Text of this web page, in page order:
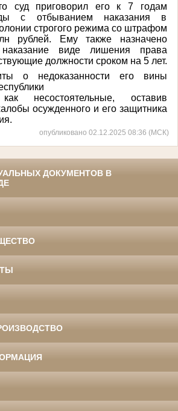
суд приговорил его к 7 годам
с отбыванием наказания в
строгого режима со штрафом
рублей. Ему также назначено
наказание виде лишения права
должности сроком на 5 лет.
о недоказанности его вины
несостоятельные, оставив
осужденного и его защитника
опубликовано 02.12.2025 08:36 (МСК)
ДОКУМЕНТОВ В